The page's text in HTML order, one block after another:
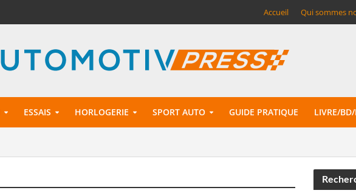
Accueil Qui sommes
ESSAIS HORLOGERIE SPORT AUTO GUIDE PRATIQUE LIVRE/